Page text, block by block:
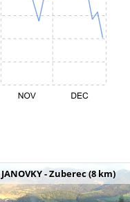
JANOVKY - Zuberec (8 km)